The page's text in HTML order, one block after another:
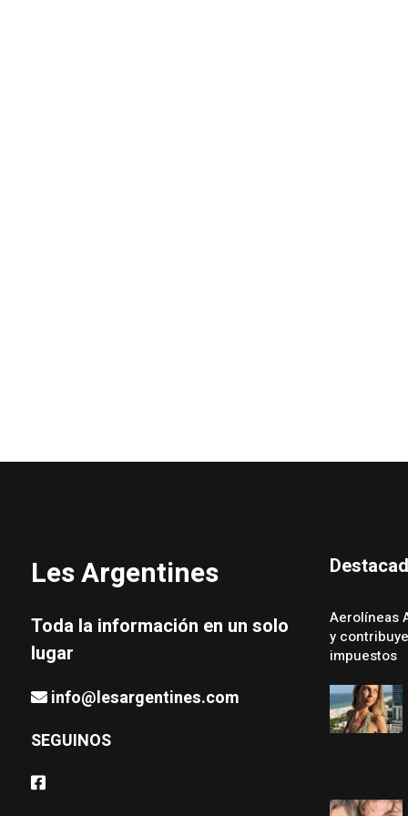
Les Argentines
Toda la información en un solo
lugar
info@lesargentines.com
SEGUINOS
Aerolíneas
y
impuestos